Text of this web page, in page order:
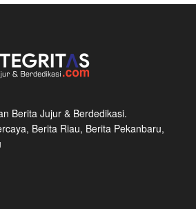
Berita Jujur & Berdedikasi.
Berita Riau, Berita Pekanbaru,